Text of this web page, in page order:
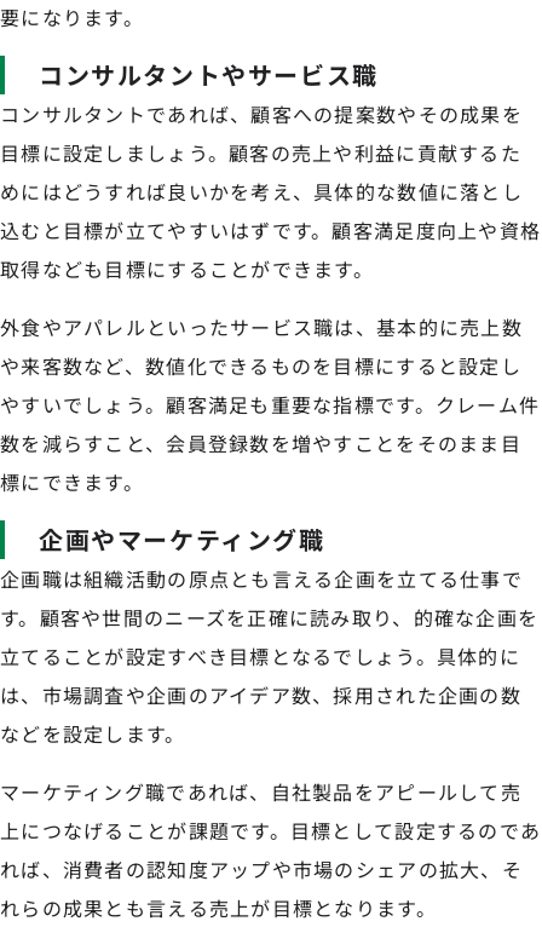
要になります。
コンサルタントやサービス職
コンサルタントであれば、顧客への提案数やその成果を
目標に設定しましょう。顧客の売上や利益に貢献するた
めにはどうすれば良いかを考え、具体的な数値に落とし
込むと目標が立てやすいはずです。顧客満足度向上や資格
取得なども目標にすることができます。
外食やアパレルといったサービス職は、基本的に売上数
や来客数など、数値化できるものを目標にすると設定し
やすいでしょう。顧客満足も重要な指標です。クレーム件
数を減らすこと、会員登録数を増やすことをそのまま目
標にできます。
企画やマーケティング職
企画職は組織活動の原点とも言える企画を立てる仕事で
す。顧客や世間のニーズを正確に読み取り、的確な企画を
立てることが設定すべき目標となるでしょう。具体的に
は、市場調査や企画のアイデア数、採用された企画の数
などを設定します。
マーケティング職であれば、自社製品をアピールして売
上につなげることが課題です。目標として設定するのであ
れば、消費者の認知度アップや市場のシェアの拡大、そ
れらの成果とも言える売上が目標となります。